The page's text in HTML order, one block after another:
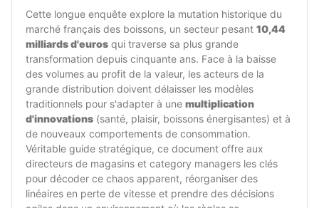
Cette longue enquête explore la mutation historique du
marché français des boissons, un secteur pesant 10,44
milliards d'euros qui traverse sa plus grande
transformation depuis cinquante ans. Face à la baisse
des volumes au profit de la valeur, les acteurs de la
grande distribution doivent délaisser les modèles
traditionnels pour s'adapter à une multiplication
d'innovations (santé, plaisir, boissons énergisantes) et à
de nouveaux comportements de consommation.
Véritable guide stratégique, ce document offre aux
directeurs de magasins et category managers les clés
pour décoder ce chaos apparent, réorganiser des
linéaires en perte de vitesse et prendre des décisions